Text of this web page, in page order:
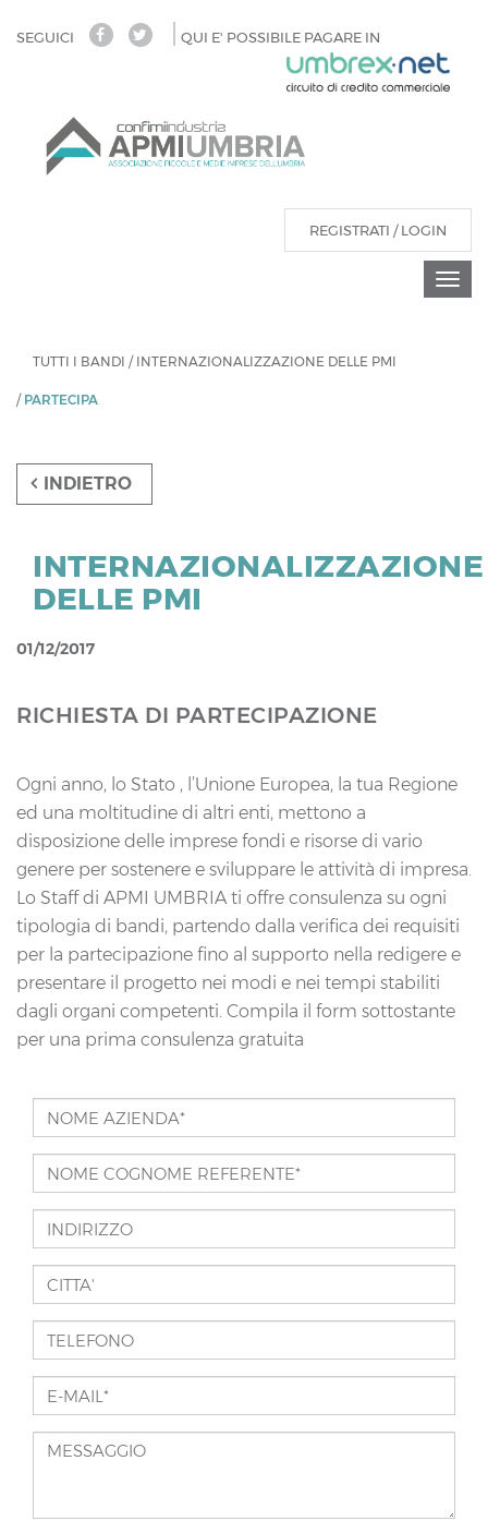
SEGUICI QUI E' POSSIBILE PAGARE IN
REGISTRATI / LOGIN
qui
TUTTI I BANDI / INTERNAZIONALIZZAZIONE DELLE PMI
/PARTECIPA
INTERNAZIONALIZZAZIONE
DELLE PMI
01/12/2017
RICHIESTA DI PARTECIPAZIONE
Ogni anno, lo Stato , l’Unione Europea, la tua Regione
ed una moltitudine di altri enti, mettono a
disposizione delle imprese fondi e risorse di vario
genere per sostenere e sviluppare le attività di impresa.
Lo Staff di APMI UMBRIA ti offre consulenza su ogni
tipologia di bandi, partendo dalla verifica dei requisiti
per la partecipazione fino al supporto nella redigere e
presentare il progetto nei modi e nei tempi stabiliti
dagli organi competenti. Compila il form sottostante
per una prima consulenza gratuita
NOME
AZIENDA*
*
NOME
COGNOME
REFERENTE*
INDIRIZZO
CITTA'
TELEFONO
E-
MAIL*